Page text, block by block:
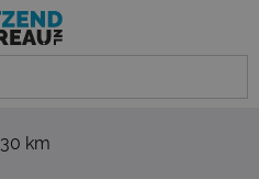
30 km